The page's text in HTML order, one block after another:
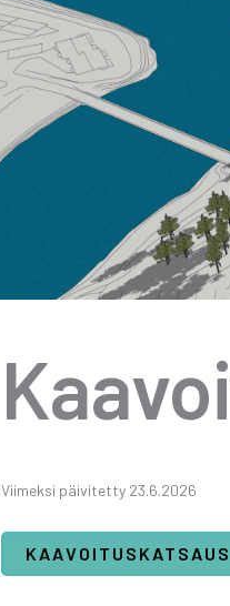
Vii­mek­si päi­vi­tet­ty 23.6.2026
KAA­VOI­TUS­KAT­SAUS